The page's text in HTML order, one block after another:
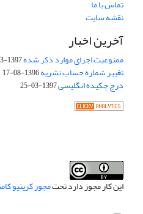
تماس با ما
نقشه سایت
آخرین اخبار
ممنوعیت اجرای موارد ذکر شده1397-03-25
تغییر شماره حساب نشریه1396-08-17
درج چکیده انگلیسی1397-03-25
این کار مجوز دارد تحتمجوز کریتیو کامنز